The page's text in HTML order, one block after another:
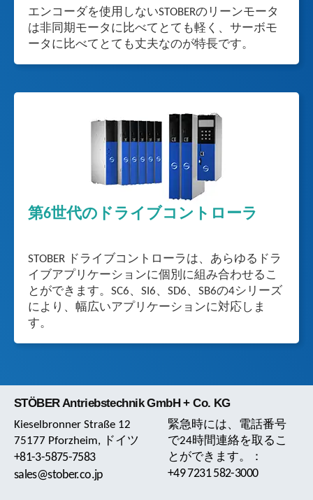
エンコーダを使用しないSTOBERのリーンモータ
は非同期モータに比べてとても軽く、サーボモ
ータに比べてとても丈夫なのが特長です。
第6世代のドライブコントローラ
STOBER ドライブコントローラは、あらゆるドラ
イブアプリケーションに個別に組み合わせるこ
とができます。SC6、SI6、SD6、SB6の4シリーズ
により、幅広いアプリケーションに対応しま
す。
STÖBER Antriebstechnik GmbH + Co. KG
Kieselbronner Straße 12
75177 Pforzheim, ドイツ
+81-3-5875-7583
sales@stober.co.jp
緊急時には、電話番号
で24時間連絡を取るこ
とができます。：
+49 7231 582-3000